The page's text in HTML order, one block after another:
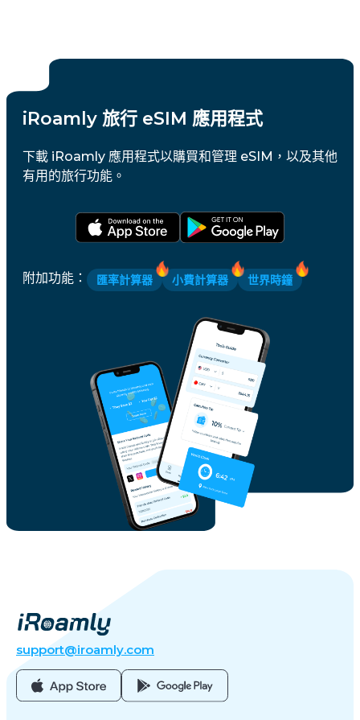
iRoamly 旅行 eSIM 應用程式
下載 iRoamly 應用程式以購買和管理 eSIM，以及其他
有用的旅行功能。
附加功能 ： 匯率計算器 小費計算器 世界時鐘
support@iroamly.com